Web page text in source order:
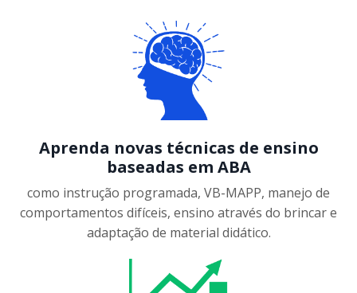
Aprenda novas técnicas de ensino
baseadas em ABA
como instrução programada, VB-MAPP, manejo de
comportamentos difíceis, ensino através do brincar e
adaptação de material didático.